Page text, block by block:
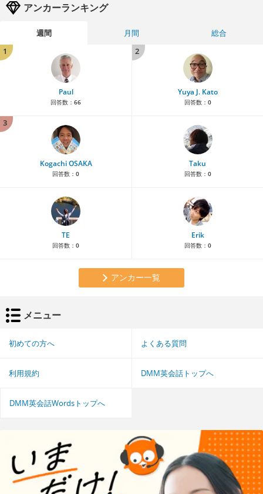
アンカーランキング
週間 月間
総合
1
Paul
回答数： 66
2
Yuya J. Kato
回答数： 0
3
Kogachi OSAKA
回答数： 0
Taku
回答数： 0
TE
回答数： 0
Erik
回答数： 0
アンカー一覧
メニュー
初めての方へ よくある質問
利用規約 DMM英会話トップへ
DMM英会話Wordsトップへ